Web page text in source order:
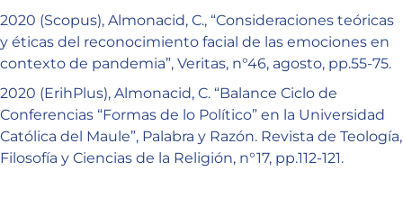
2020 (Scopus), Almonacid, C., “Consideraciones teóricas
y éticas del reconocimiento facial de las emociones en
contexto de pandemia”, Veritas, n°46, agosto, pp.55-75.
2020 (ErihPlus), Almonacid, C. “Balance Ciclo de
Conferencias “Formas de lo Político” en la Universidad
Católica del Maule”, Palabra y Razón. Revista de Teología,
Filosofía y Ciencias de la Religión, n°17, pp.112-121.